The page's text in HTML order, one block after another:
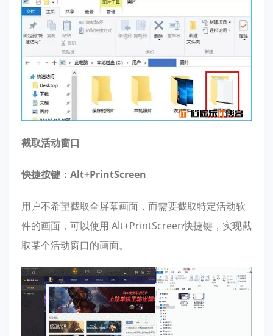
截取活动窗口
快捷按键：Alt+PrintScreen
用户不希望截取全屏幕画面，而需要截取特定活动软
件的画面，可以使用 Alt+PrintScreen快捷键，实现截
取某个活动窗口的画面。